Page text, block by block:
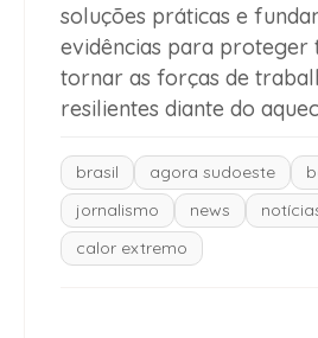
soluções práticas e
evidências para proteger
tornar as forças de
resilientes diante do
brasil agora sudoeste
jornalismo
news
calor extremo